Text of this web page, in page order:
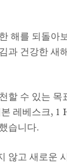
해를 되돌아
과 건강한 새
할 수 있는
레베스크,
습니다.
않고 새로운